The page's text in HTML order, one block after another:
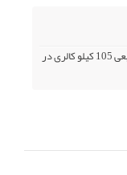
کالری سس سفید خانگی، رقیق در حالت حالت طبیعی 105 کیلو کالری در